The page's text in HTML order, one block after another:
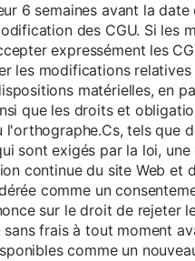
6 semaines avant la
des CGU. Si les
expressément les
les modifications
matérielles, en
que les droits et
l'orthographe.Cs, tels que
sont exigés par la loi,
continue du site Web et
comme un
sur le droit de rejeter
frais à tout moment
comme un